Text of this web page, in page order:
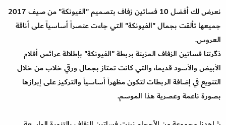
نعرض لك أفضل 10 فساتين زفاف بتصميم "الفيونكة" من صيف 2017
جميعها تألقت بجمال "الفيونكة" التي جاءت عنصراً أساسياً على أناقة
العروس.
ذكّرتنا فساتين الزفاف المزينة بربطة "الفيونكة" بإطلالة عرائس أفلام
الأبيض والأسود قديماً، والتي كانت تمتاز بجمال ورقي خلاب من خلال
التنويع في إضافة الربطات لتكون مظهراً أساسياً والتركيز على إبرازها
بصورة ناعمة وعصرية هذا الموسم.